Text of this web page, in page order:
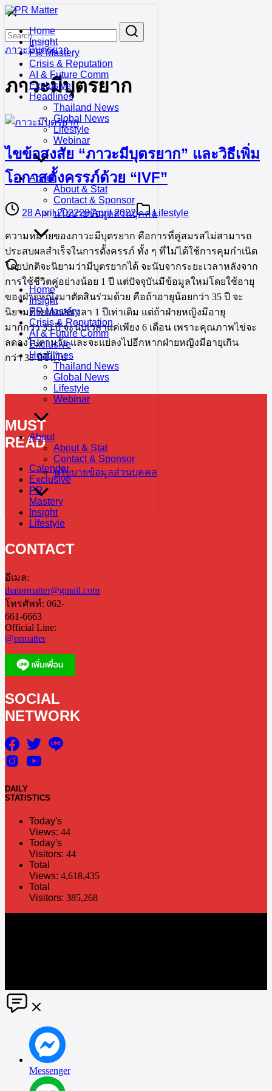
Skip
contentHome
Insight
PR Mastery
Crisis & Reputation
AI & Future Comm
Exclusive
Headlines
Thailand News
Global News
Lifestyle
Webinar
About
About & Stat
Contact & Sponsor
นโยบายข้อมูลส่วนบุคคล
Home
Insight
PR Mastery
Crisis & Reputation
AI & Future Comm
Exclusive
Headlines
Thailand News
Global News
Lifestyle
Webinar
About
About & Stat
Contact & Sponsor
นโยบายข้อมูลส่วนบุคคล
Search
for:
ภาวะมีบุตรยาก
ภาวะมีบุตรยาก
ไขข้อสงสัย “ภาวะมีบุตรยาก” และวิธีเพิ่ม
โอกาสตั้งครรภ์ด้วย “IVF”
28 April 202228 April 2022 Lifestyle
ความหมายของภาวะมีบุตรยาก คือการที่คู่สมรสไม่สามารถ
ประสบผลสำเร็จในการตั้งครรภ์ ทั้ง ๆ ที่ไม่ได้ใช้การคุมกำเนิด
โดยปกติจะนิยามว่ามีบุตรยากได้ จะนับจากระยะเวลาหลังจาก
การใช้ชีวิตคู่อย่างน้อย 1 ปี แต่ปัจจุบันมีข้อมูลใหม่โดยใช้อายุ
ของฝ่ายหญิงมาตัดสินร่วมด้วย คือถ้าอายุน้อยกว่า 35 ปี จะ
นิยามด้วยเกณฑ์เวลา 1 ปีเท่าเดิม แต่ถ้าฝ่ายหญิงมีอายุ
มากกว่า 35 ปี จะนับเวลาแค่เพียง 6 เดือน เพราะคุณภาพไข่จะ
ลดลงไปตามวัย และจะแย่ลงไปอีกหากฝ่ายหญิงมีอายุเกิน
กว่า 38 ปีขึ้นไป
MUST
READ
Calendar
Exclusive
PR
Mastery
Insight
Lifestyle
CONTACT
อีเมล:
thaiprmatter@gmail.com
โทรศัพท์: 062-
661-6663
Official Line:
@prmatter
SOCIAL
NETWORK
DAILY
STATISTICS
Today's
Views: 44
Today's
Visitors: 44
Total
Views: 4,618,435
Total
Visitors: 385,268
Messenger